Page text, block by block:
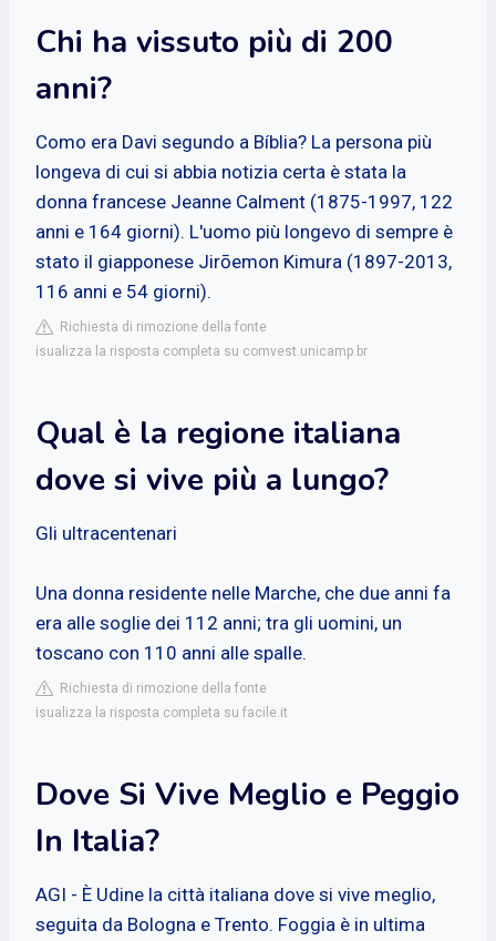
Chi ha vissuto più di 200
anni?
Como era Davi segundo a Bíblia? La persona più
longeva di cui si abbia notizia certa è stata la
donna francese Jeanne Calment (1875-1997, 122
anni e 164 giorni). L'uomo più longevo di sempre è
stato il giapponese Jirōemon Kimura (1897-2013,
116 anni e 54 giorni).
Richiesta di rimozione della fonte
isualizza la risposta completa su comvest.unicamp.br
Qual è la regione italiana
dove si vive più a lungo?
Gli ultracentenari
Una donna residente nelle Marche, che due anni fa
era alle soglie dei 112 anni; tra gli uomini, un
toscano con 110 anni alle spalle.
Richiesta di rimozione della fonte
isualizza la risposta completa su facile.it
Dove Si Vive Meglio e Peggio
In Italia?
AGI - È Udine la città italiana dove si vive meglio,
seguita da Bologna e Trento. Foggia è in ultima